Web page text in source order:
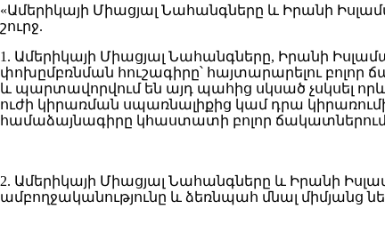
«Ամերիկայի Միացյալ Նահանգները և Իրանի
շուրջ.
1. Ամերիկայի Միացյալ Նահանգները, Իրանի
փոխըմբռնման հուշագիրը՝ հայտարարելու
և պարտավորվում են այդ պահից սկսած չսկսել
ուժի կիրառման սպառնալիքից կամ դրա
համաձայնագիրը կհաստատի բոլոր ճակատներում,
2. Ամերիկայի Միացյալ Նահանգները և Իրանի
ամբողջականությունը և ձեռնպահ մնալ միմյանց